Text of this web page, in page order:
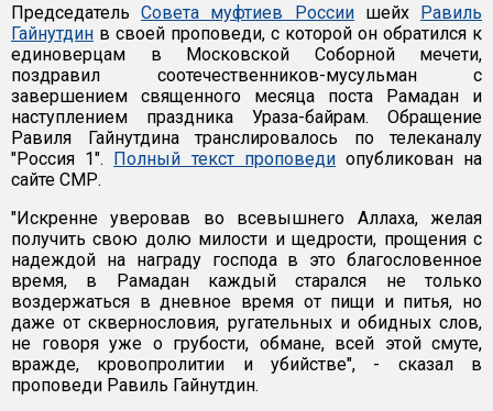
ПредседательСовета муфтиев Россиишейх Равиль
Гайнутдин в своей проповеди, с которой он обратился к
единоверцам в Московской Соборной мечети,
поздравил соотечественников-мусульман с
завершением священного месяца поста Рамадан и
наступлением праздника Ураза-байрам. Обращение
Равиля Гайнутдина транслировалось по телеканалу
"Россия 1". Полный текст проповедиопубликован на
сайте СМР.
"Искренне уверовав во всевышнего Аллаха, желая
получить свою долю милости и щедрости, прощения с
надеждой на награду господа в это благословенное
время, в Рамадан каждый старался не только
воздержаться в дневное время от пищи и питья, но
даже от сквернословия, ругательных и обидных слов,
не говоря уже о грубости, обмане, всей этой смуте,
вражде, кровопролитии и убийстве", - сказал в
проповеди Равиль Гайнутдин.